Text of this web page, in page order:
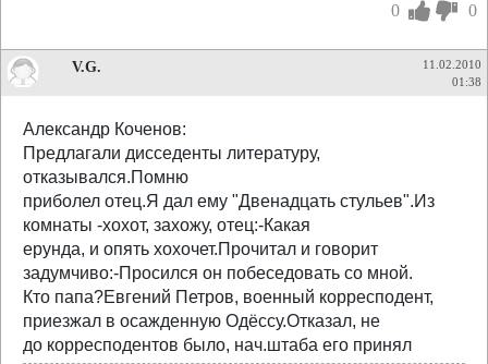
0 0
V.G.
11.02.2010
01:38
Александр Коченов:
Предлагали дисседенты литературу,
отказывался.Помню
приболел отец.Я дал ему "Двенадцать стульев".Из
комнаты -хохот, захожу, отец:-Какая
ерунда, и опять хохочет.Прочитал и говорит
задумчиво:-Просился он побеседовать со мной.
Кто папа?Евгений Петров, военный корресподент,
приезжал в осажденную Одёссу.Отказал, не
до корресподентов было, нач.штаба его принял